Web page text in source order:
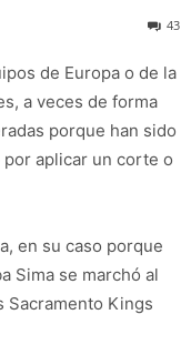
43
de Europa o de la
a veces de forma
porque han sido
aplicar un corte o
en su caso porque
Sima se marchó al
Sacramento Kings